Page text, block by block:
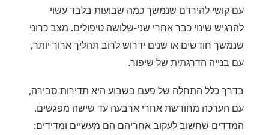
עם קושי להירדם שנמשך כמה שבועות בלבד עשוי
להרגיש שינוי כבר אחרי שני-שלושה טיפולים. מצב כרוני
שנמשך חודשים או שנים ידרוש לרוב תהליך ארוך יותר,
עם בנייה הדרגתית של שיפור.
בדרך כלל התחלה של פעם בשבוע היא תדירות סבירה,
עם הערכה מחודשת אחרי ארבעה עד שישה מפגשים.
המדדים שחשוב לעקוב אחריהם הם מעשיים ומדידים: